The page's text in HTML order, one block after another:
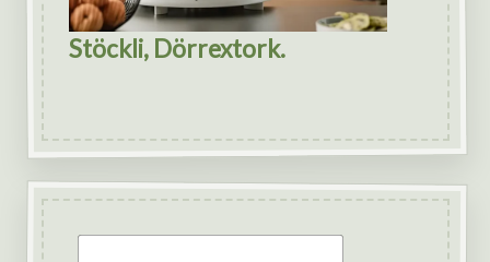
Stöckli, Dörrextork.